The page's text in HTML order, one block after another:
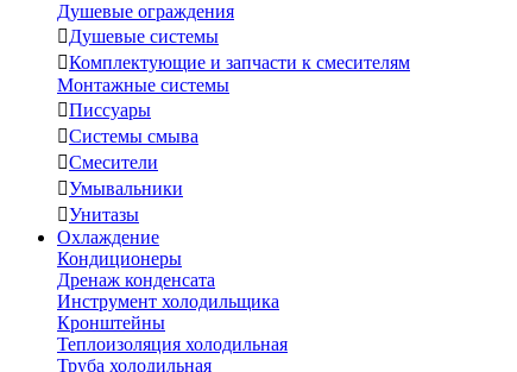
Душевые ограждения
Душевые системы
Комплектующие и запчасти к смесителям
Монтажные системы
Писсуары
Системы смыва
Смесители
Умывальники
Унитазы
Охлаждение
Кондиционеры
Дренаж конденсата
Инструмент холодильщика
Кронштейны
Теплоизоляция холодильная
Труба холодильная